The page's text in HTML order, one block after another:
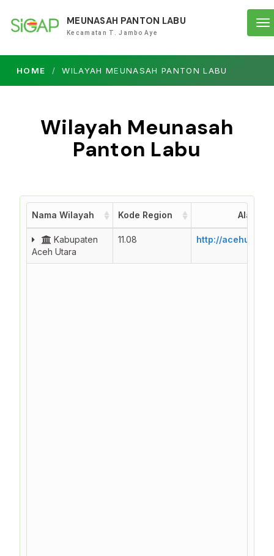
MEUNASAH PANTON LABU
Kecamatan T. Jambo Aye
HOME WILAYAH MEUNASAH PANTON LABU
Wilayah Meunasah
Panton Labu
Nama Wilayah Kode Region Alamat
Nama Wilayah Kode Region Alamat
Kabupaten
Aceh Utara
11.08 http://